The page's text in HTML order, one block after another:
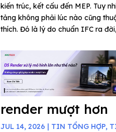
kiến trúc, kết cấu đến MEP. Tuy
tảng không phải lúc nào cũng
thích. Đó là lý do chuẩn IFC ra
render mượt hơn
JUL 14, 2026 | TIN TỔNG HỢP,